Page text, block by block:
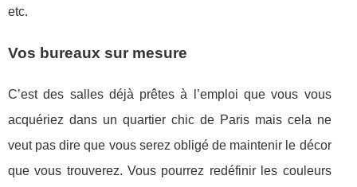
etc.
Vos bureaux sur mesure
C’est des salles déjà prêtes à l’emploi que vous vous
acquériez dans un quartier chic de Paris mais cela ne
veut pas dire que vous serez obligé de maintenir le décor
que vous trouverez. Vous pourrez redéfinir les couleurs